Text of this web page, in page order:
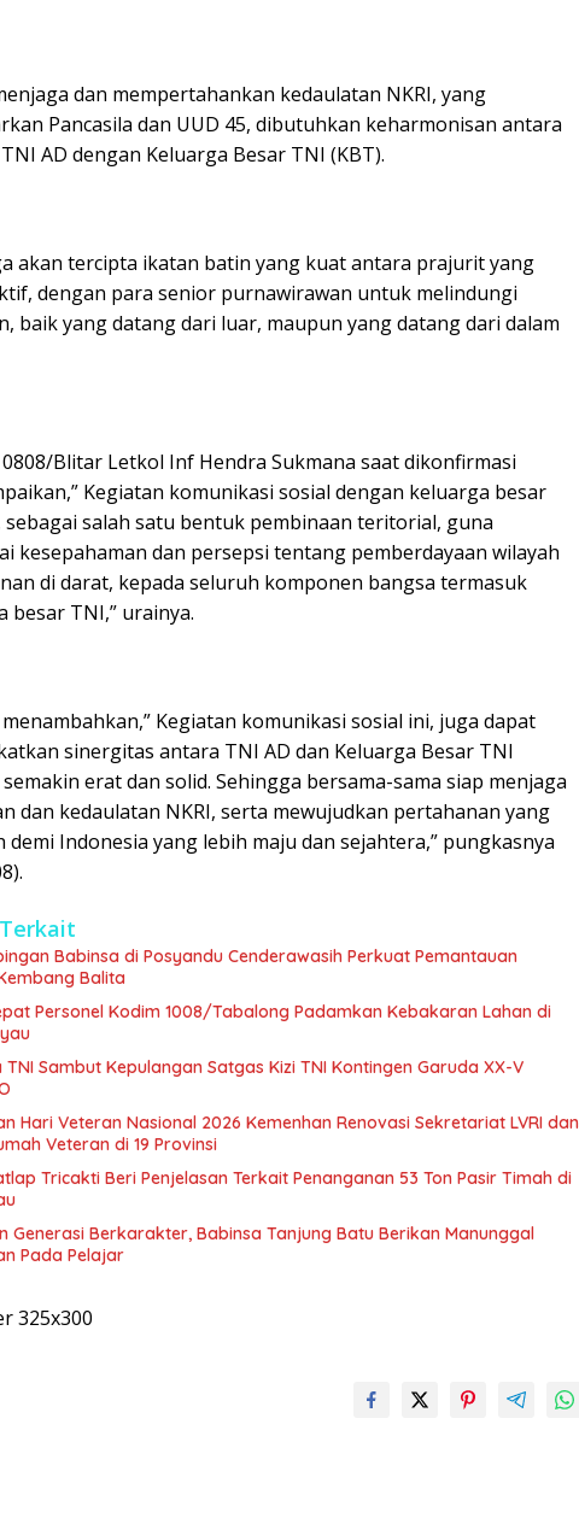
dan mempertahankan kedaulatan NKRI, yang
Pancasila dan UUD 45, dibutuhkan keharmonisan antara
AD dengan Keluarga Besar TNI (KBT).
akan tercipta ikatan batin yang kuat antara prajurit yang
dengan para senior purnawirawan untuk melindungi
baik yang datang dari luar, maupun yang datang dari dalam
Blitar Letkol Inf Hendra Sukmana saat dikonfirmasi
Kegiatan komunikasi sosial dengan keluarga besar
sebagai salah satu bentuk pembinaan teritorial, guna
kesepahaman dan persepsi tentang pemberdayaan wilayah
di darat, kepada seluruh komponen bangsa termasuk
besar TNI,” urainya.
Kegiatan komunikasi sosial ini, juga dapat
sinergitas antara TNI AD dan Keluarga Besar TNI
erat dan solid. Sehingga bersama-sama siap menjaga
dan kedaulatan NKRI, serta mewujudkan pertahanan yang
demi Indonesia yang lebih maju dan sejahtera,” pungkasnya
Babinsa di Posyandu Cenderawasih Perkuat Pemantauan
Balita
Personel Kodim 1008/Tabalong Padamkan Kebakaran Lahan di
TNI Sambut Kepulangan Satgas Kizi TNI Kontingen Garuda XX-V
Hari Veteran Nasional 2026 Kemenhan Renovasi Sekretariat LVRI dan
Veteran di 19 Provinsi
Tricakti Beri Penjelasan Terkait Penanganan 53 Ton Pasir Timah di
Generasi Berkarakter, Babinsa Tanjung Batu Berikan Manunggal
Pada Pelajar